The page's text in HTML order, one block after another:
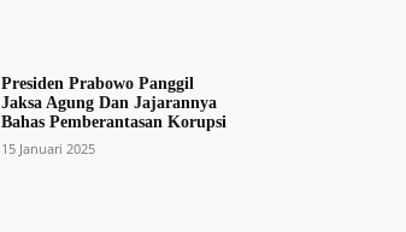
Presiden Prabowo Panggil
Jaksa Agung Dan Jajarannya
Bahas Pemberantasan Korupsi
15 Januari 2025